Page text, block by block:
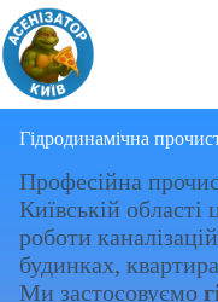
Перейти
до
вмісту
Гідродинамічна
Професійна
Київській області
роботи
будинках,
Ми застосовуємо